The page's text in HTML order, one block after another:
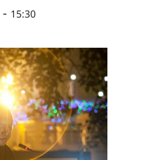
- 15:30